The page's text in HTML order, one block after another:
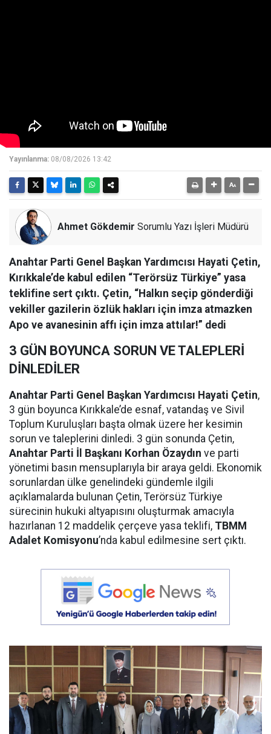
Yayınlanma: 08/08/2026 13:42
Ahmet Gökdemir Sorumlu Yazı İşleri Müdürü
Anahtar Parti Genel Başkan Yardımcısı Hayati Çetin,
Kırıkkale’de kabul edilen “Terörsüz Türkiye” yasa
teklifine sert çıktı. Çetin, “Halkın seçip gönderdiği
vekiller gazilerin özlük hakları için imza atmazken
Apo ve avanesinin affı için imza attılar!” dedi
3 GÜN BOYUNCA SORUN VE TALEPLERİ
DİNLEDİLER
Anahtar Parti Genel Başkan Yardımcısı Hayati Çetin,
3 gün boyunca Kırıkkale’de esnaf, vatandaş ve Sivil
Toplum Kuruluşları başta olmak üzere her kesimin
sorun ve taleplerini dinledi. 3 gün sonunda Çetin,
Anahtar Parti İl Başkanı Korhan Özaydın ve parti
yönetimi basın mensuplarıyla bir araya geldi. Ekonomik
sorunlardan ülke genelindeki gündemle ilgili
açıklamalarda bulunan Çetin, Terörsüz Türkiye
sürecinin hukuki altyapısını oluşturmak amacıyla
hazırlanan 12 maddelik çerçeve yasa teklifi, TBMM
Adalet Komisyonu’nda kabul edilmesine sert çıktı.